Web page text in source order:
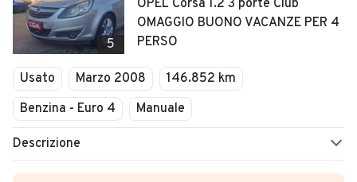
5
OPEL Corsa 1.2 3 porte Club
OMAGGIO BUONO VACANZE PER 4
PERSO
Usato Marzo 2008
146.852 km
Benzina - Euro 4
Manuale
Descrizione